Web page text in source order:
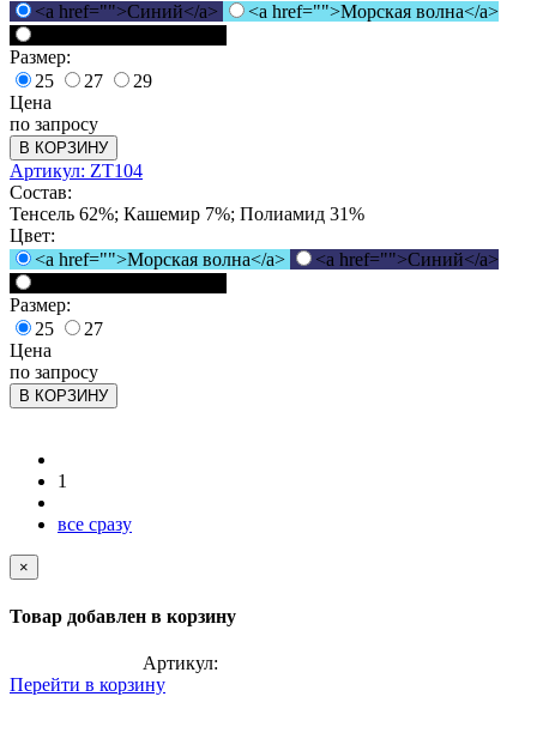
<a href="">Синий</a>
<a href="">Морская волна</a>
Размер:
25
27
29
Цена
по запросу
В КОРЗИНУ
Артикул: ZT104
Состав:
Тенсель 62%; Кашемир 7%; Полиамид 31%
Цвет:
<a href="">Морская волна</a>
<a href="">Синий</a>
Размер:
25
27
Цена
по запросу
В КОРЗИНУ
1
все сразу
×
Товар добавлен в корзину
Артикул:
Перейти в корзину